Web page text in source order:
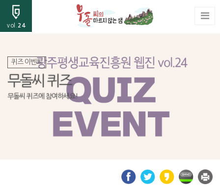
vol. 24
퀴즈 이벤트
무돌씨 퀴즈
무돌씨 퀴즈에 참여하세요!